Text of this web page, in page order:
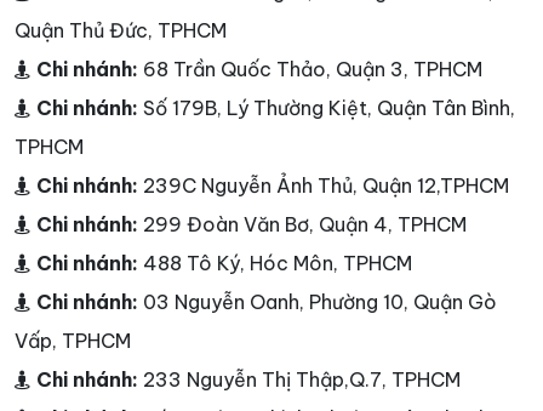
Quận Thủ Đức, TPHCM
Chi nhánh: 68 Trần Quốc Thảo, Quận 3, TPHCM
Chi nhánh: Số 179B, Lý Thường Kiệt, Quận Tân Bình,
TPHCM
Chi nhánh: 239C Nguyễn Ảnh Thủ, Quận 12,TPHCM
Chi nhánh: 299 Đoàn Văn Bơ, Quận 4, TPHCM
Chi nhánh: 488 Tô Ký, Hóc Môn, TPHCM
Chi nhánh: 03 Nguyễn Oanh, Phường 10, Quận Gò
Vấp, TPHCM
Chi nhánh: 233 Nguyễn Thị Thập,Q.7, TPHCM